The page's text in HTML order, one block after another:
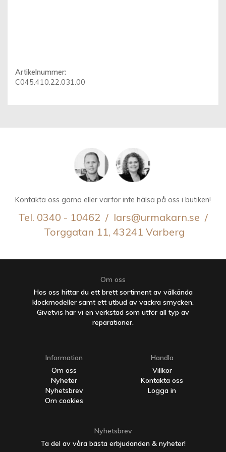
Artikelnummer:
C045.410.22.031.00
Kontakta oss gärna eller varför inte hälsa på oss i butiken!
Tel. 0340 - 10462 / lars@urmakarn.se /
Torggatan 11, 43241 Varberg
Om oss
Hos oss hittar du ett brett sortiment av välkända
klockmodeller samt ett utbud av vackra smycken.
Givetvis har vi en verkstad som utför all typ av
reparationer.
Information
Om oss
Nyheter
Nyhetsbrev
Om cookies
Handla
Villkor
Kontakta oss
Logga in
Nyhetsbrev
Ta del av våra bästa erbjudanden & nyheter!